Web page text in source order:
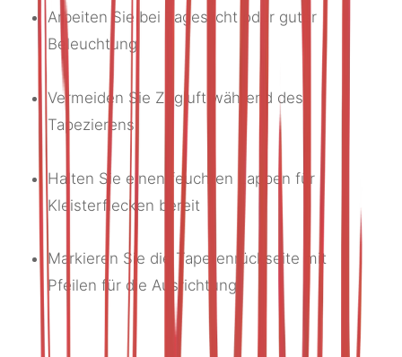
Arbeiten Sie bei Tageslicht oder guter
Beleuchtung
Vermeiden Sie Zugluft während des
Tapezierens
Halten Sie einen feuchten Lappen für
Kleisterflecken bereit
Markieren Sie die Tapetenrückseite mit
Pfeilen für die Ausrichtung